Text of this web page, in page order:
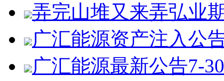
弄完山堆又来弄弘业
广汇能源资产注入公
广汇能源最新公告7-30